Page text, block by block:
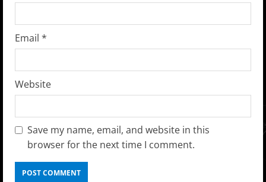
Email *
Website
Save my name, email, and website in this
browser for the next time I comment.